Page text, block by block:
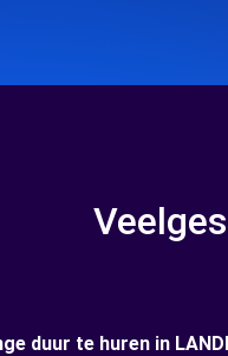
duur te huren in